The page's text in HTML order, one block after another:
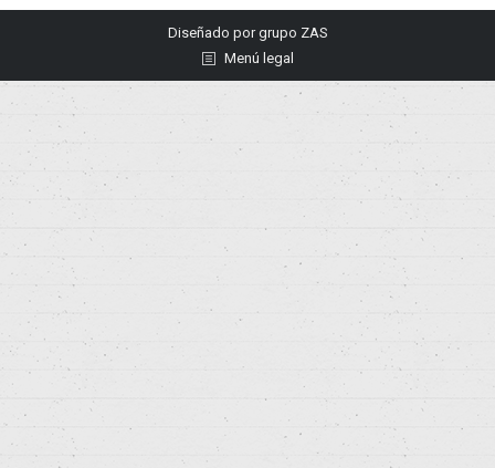
Diseñado porgrupo ZAS
Menú legal